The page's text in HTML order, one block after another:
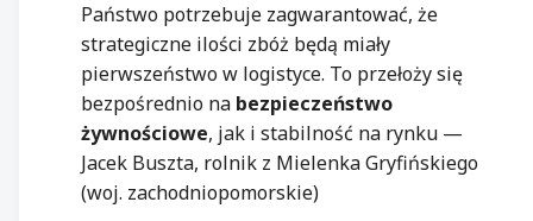
Państwo potrzebuje zagwarantować, że
strategiczne ilości zbóż będą miały
pierwszeństwo w logistyce. To przełoży się
bezpośrednio na bezpieczeństwo
żywnościowe, jak i stabilność na rynku —
Jacek Buszta, rolnik z Mielenka Gryfińskiego
(woj. zachodniopomorskie)